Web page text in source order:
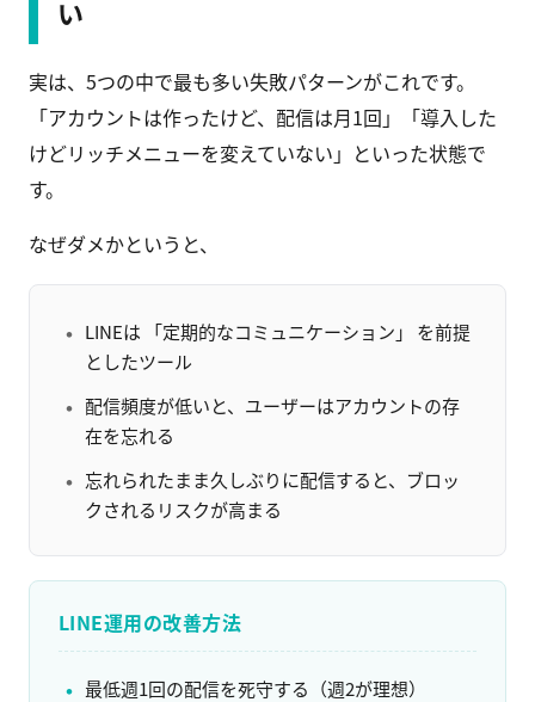
い
実は、5つの中で最も多い失敗パターンがこれです。
「アカウントは作ったけど、配信は月1回」「導入した
けどリッチメニューを変えていない」といった状態で
す。
なぜダメかというと、
LINEは 「定期的なコミュニケーション」 を前提
としたツール
配信頻度が低いと、ユーザーはアカウントの存
在を忘れる
忘れられたまま久しぶりに配信すると、ブロッ
クされるリスクが高まる
LINE運用の改善方法
最低週1回の配信を死守する（週2が理想）